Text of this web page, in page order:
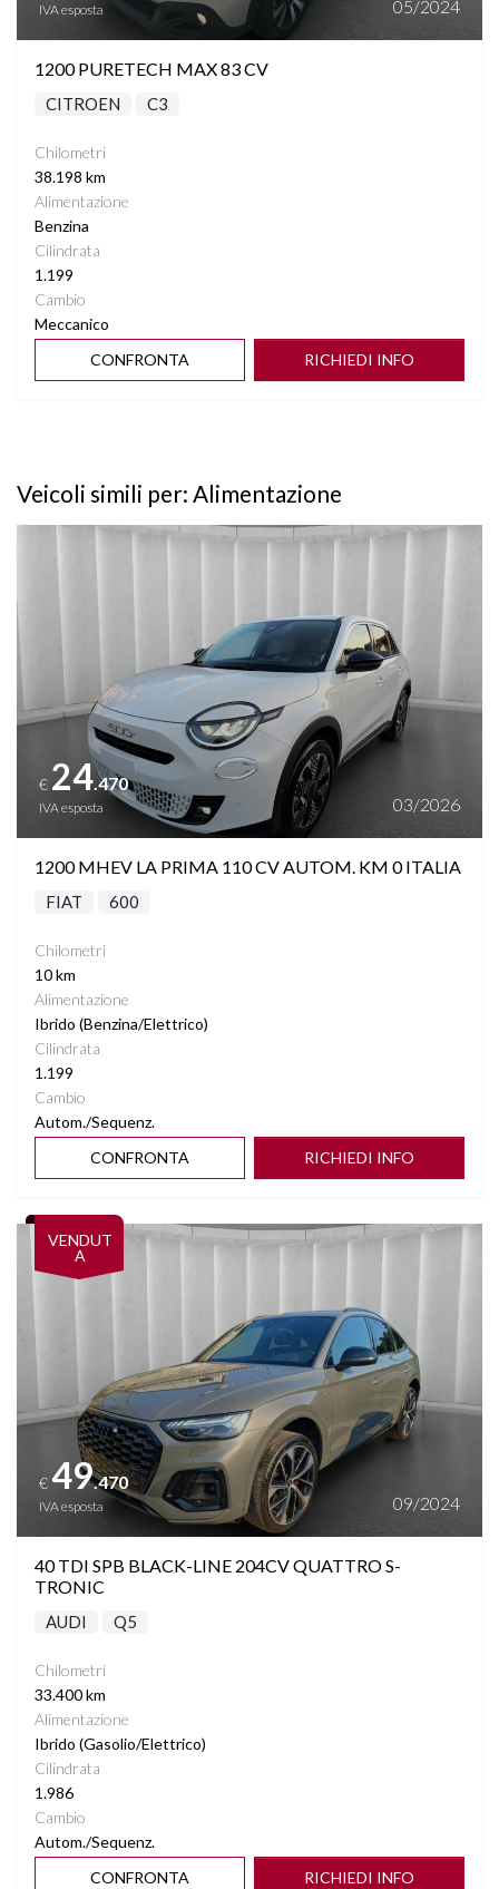
IVA esposta 05/2024
1200 PURETECH MAX 83 CV
CITROEN C3
Chilometri
38.198 km
Alimentazione
Benzina
Cilindrata
1.199
Cambio
Meccanico
CONFRONTA
RICHIEDI INFO
Veicoli simili per: Alimentazione
Vedi dettagli
€ 24.470
IVA esposta 03/2026
1200 MHEV LA PRIMA 110 CV AUTOM. KM 0 ITALIA
FIAT 600
Chilometri
10 km
Alimentazione
Ibrido (Benzina/Elettrico)
Cilindrata
1.199
Cambio
Autom./Sequenz.
CONFRONTA
RICHIEDI INFO
VENDUT
A
Vedi dettagli
€49.470
IVA esposta 09/2024
40 TDI SPB BLACK-LINE 204CV QUATTRO S-
TRONIC
AUDI Q5
Chilometri
33.400 km
Alimentazione
Ibrido (Gasolio/Elettrico)
Cilindrata
1.986
Cambio
Autom./Sequenz.
CONFRONTA
RICHIEDI INFO